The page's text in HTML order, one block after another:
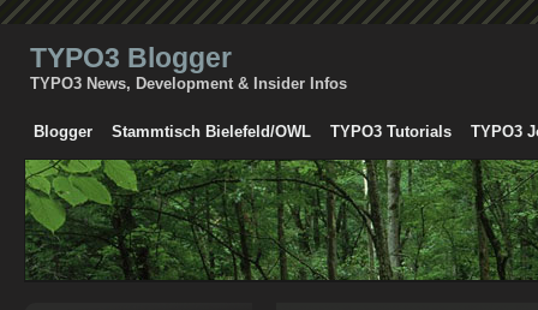
TYPO3 Blogger
TYPO3 News, Development & Insider Infos
Blogger Stammtisch Bielefeld/OWL TYPO3 Tutorials TYPO3